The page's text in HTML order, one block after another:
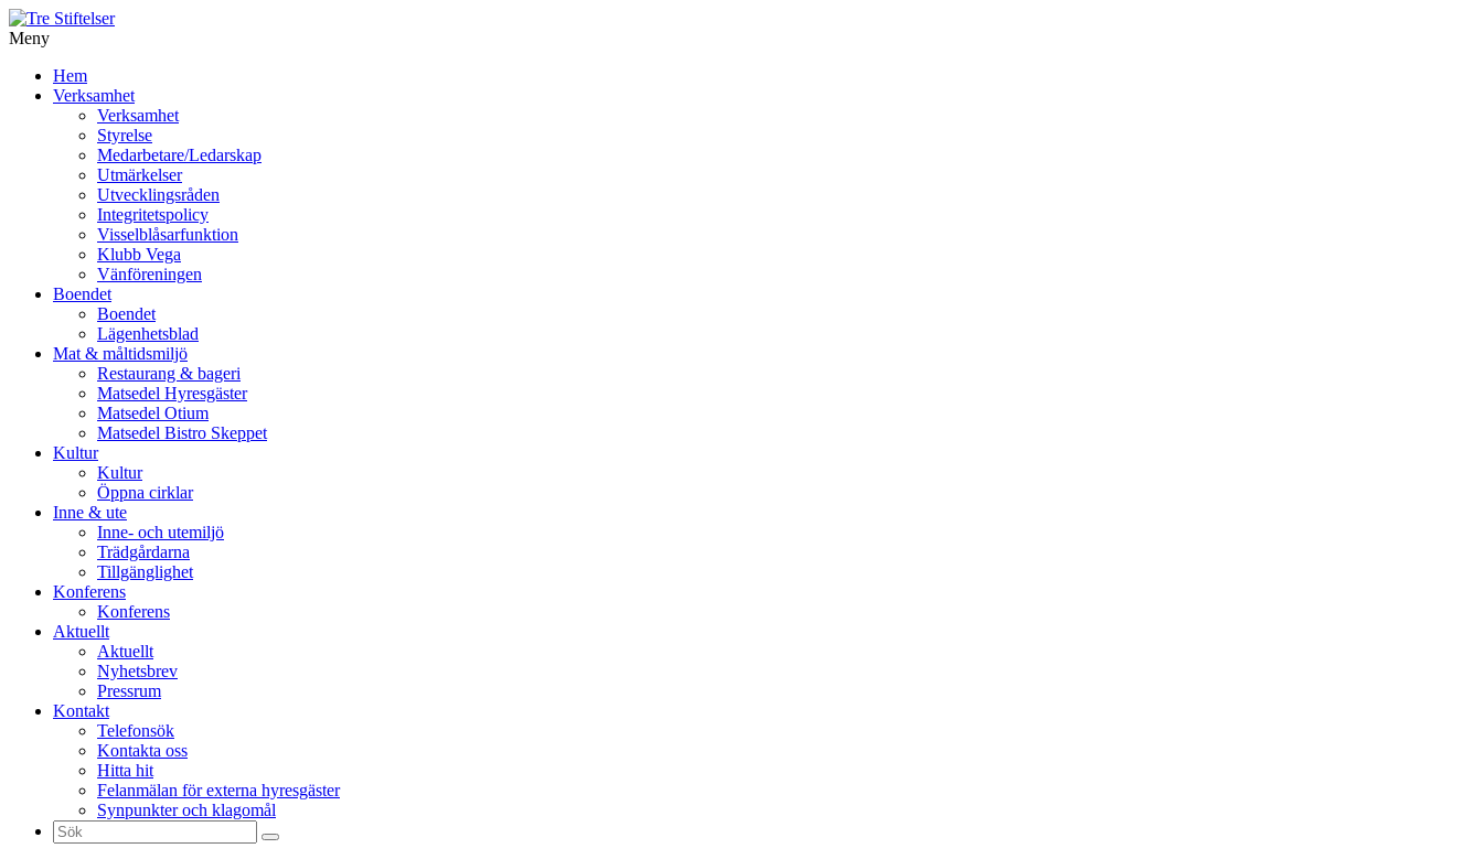
Meny
vidare
Hem
Verksamhet
Verksamhet
Styrelse
Medarbetare/Ledarskap
Utmärkelser
Utvecklingsråden
Integritetspolicy
Visselblåsarfunktion
Klubb Vega
Vänföreningen
Boendet
Boendet
Lägenhetsblad
Mat & måltidsmiljö
Restaurang & bageri
Matsedel Hyresgäster
Matsedel Otium
Matsedel Bistro Skeppet
Kultur
Kultur
Öppna cirklar
Inne & ute
Inne- och utemiljö
Trädgårdarna
Tillgänglighet
Konferens
Konferens
Aktuellt
Aktuellt
Nyhetsbrev
Pressrum
Kontakt
Telefonsök
Kontakta oss
Hitta hit
Felanmälan för externa hyresgäster
Synpunkter och klagomål
Sök
efter: